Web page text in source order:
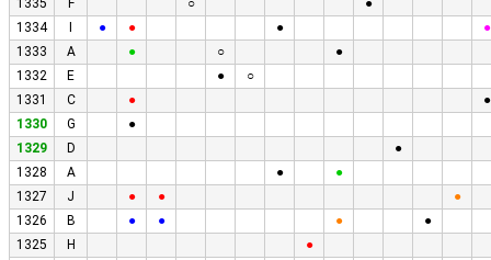
1335
F ○
●
1334
● ● ●
●
1333
A ● ○
●
1332
E ●
○
1331
C ●
●
1330
G
●
1329
D
●
1328
A ●
●
1327
J ● ●
●
1326
B ● ● ●
●
1325
H
●